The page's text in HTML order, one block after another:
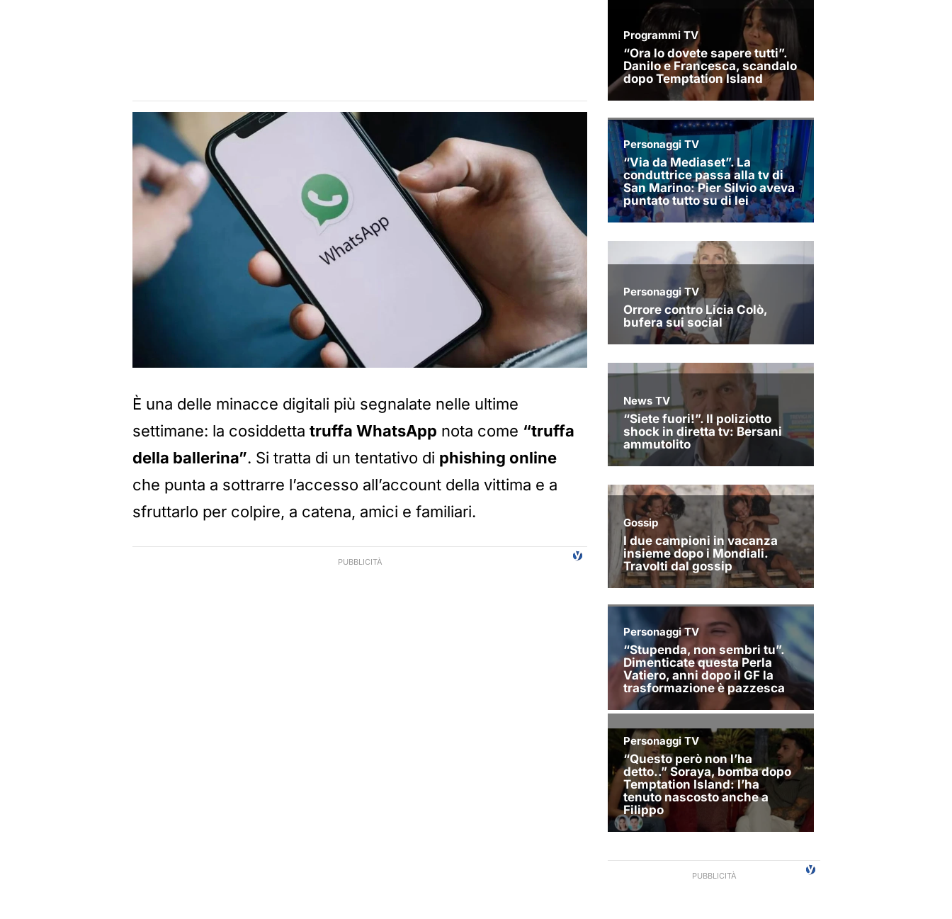
È una delle minacce digitali più segnalate nelle ultime
settimane: la cosiddetta truffa WhatsApp nota come “truffa
della ballerina”. Si tratta di un tentativo di phishing online
che punta a sottrarre l’accesso all’account della vittima e a
sfruttarlo per colpire, a catena, amici e familiari.